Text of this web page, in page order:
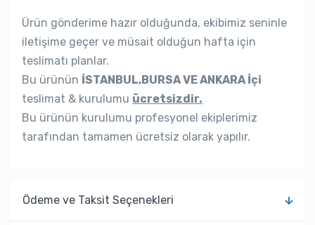
Ürün gönderime hazır olduğunda, ekibimiz seninle
iletişime geçer ve müsait olduğun hafta için
teslimatı planlar.
Bu ürünün İSTANBUL,BURSA VE ANKARA İçi
teslimat & kurulumu ücretsizdir.
Bu ürünün kurulumu profesyonel ekiplerimiz
tarafından tamamen ücretsiz olarak yapılır.
Ödeme ve Taksit Seçenekleri